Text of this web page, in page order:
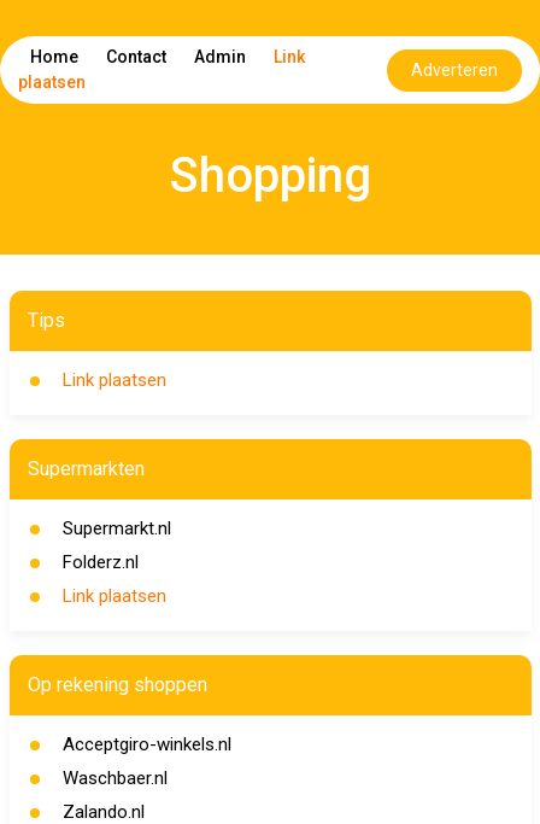
Home Contact Admin
Link
plaatsen
Adverteren
Shopping
Tips
Link plaatsen
Supermarkten
Supermarkt.nl
Folderz.nl
Link plaatsen
Op rekening shoppen
Acceptgiro-winkels.nl
Waschbaer.nl
Zalando.nl